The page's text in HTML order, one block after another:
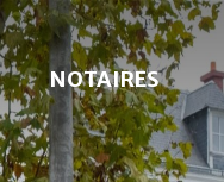
NOTAIRES